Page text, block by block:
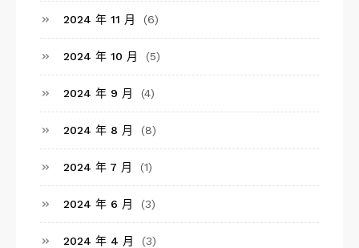
2024 年 11 月 (6)
2024 年 10 月 (5)
2024 年 9 月 (4)
2024 年 8 月 (8)
2024 年 7 月 (1)
2024 年 6 月 (3)
2024 年 4 月 (3)